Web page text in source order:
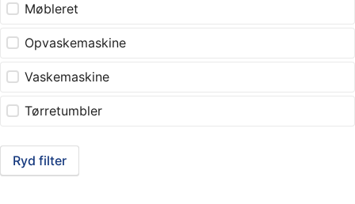
Møbleret
Opvaskemaskine
Vaskemaskine
Tørretumbler
Ryd filter